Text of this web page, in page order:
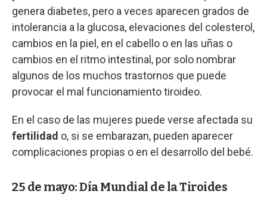
genera diabetes, pero a veces aparecen grados de
intolerancia a la glucosa, elevaciones del colesterol,
cambios en la piel, en el cabello o en las uñas o
cambios en el ritmo intestinal, por solo nombrar
algunos de los muchos trastornos que puede
provocar el mal funcionamiento tiroideo.
En el caso de las mujeres puede verse afectada su
fertilidad o, si se embarazan, pueden aparecer
complicaciones propias o en el desarrollo del bebé.
25 de mayo: Día Mundial de la Tiroides